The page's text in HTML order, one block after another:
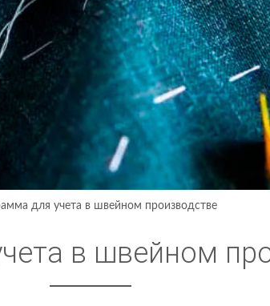
для учета в швейном производстве
в швейном